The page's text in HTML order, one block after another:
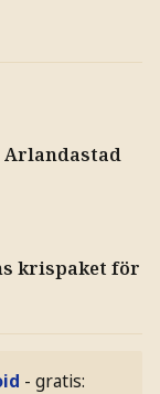
krispaket för
- gratis: